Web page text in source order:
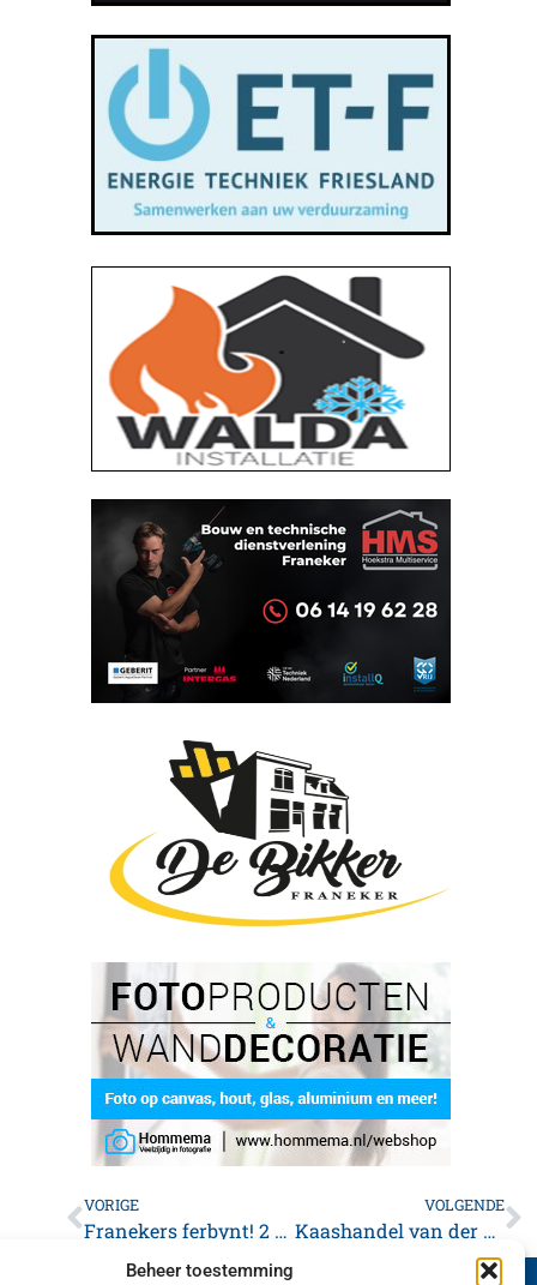
Beheer toestemming
VORIGE
Franekers ferbynt! 2 november 2e groat Franeker diktee
VOLGENDE
Kaashandel van der Woude & Zondervan sinds kort op Franeker zaterdagmarkt *foto’s*